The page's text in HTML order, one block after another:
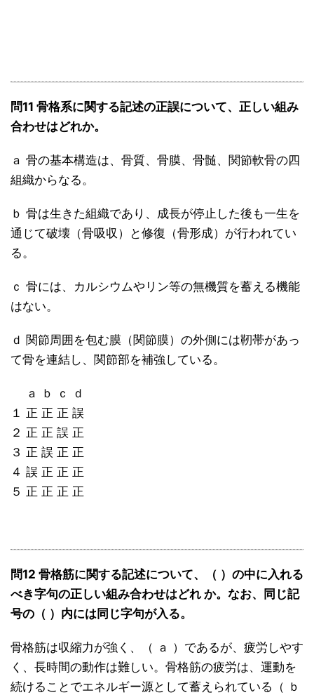
問11 骨格系に関する記述の正誤について、正しい組み
合わせはどれか。
ａ 骨の基本構造は、骨質、骨膜、骨髄、関節軟骨の四
組織からなる。
ｂ 骨は生きた組織であり、成長が停止した後も一生を
通じて破壊（骨吸収）と修復（骨形成）が行われてい
る。
ｃ 骨には、カルシウムやリン等の無機質を蓄える機能
はない。
ｄ 関節周囲を包む膜（関節膜）の外側には靭帯があっ
て骨を連結し、関節部を補強している。
ａ ｂ ｃ ｄ
１ 正 正 正 誤
２ 正 正 誤 正
３ 正 誤 正 正
４ 誤 正 正 正
５ 正 正 正 正
問12 骨格筋に関する記述について、（ ）の中に入れる
べき字句の正しい組み合わせはどれ か。なお、同じ記
号の（ ）内には同じ字句が入る。
骨格筋は収縮力が強く、（ ａ ）であるが、疲労しやす
く、長時間の動作は難しい。骨格筋の疲労は、運動を
続けることでエネルギー源として蓄えられている（ ｂ